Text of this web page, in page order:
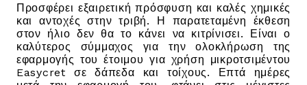
Προσφέρει εξαιρετική πρόσφυση και καλές χημικές
και αντοχές στην τριβή. Η παρατεταμένη έκθεση
στον ήλιο δεν θα το κάνει να κιτρίνισει. Είναι ο
καλύτερος σύμμαχος για την ολοκλήρωση της
εφαρμογής του έτοιμου για χρήση μικροτσιμέντου
Easycret σε δάπεδα και τοίχους. Επτά ημέρες